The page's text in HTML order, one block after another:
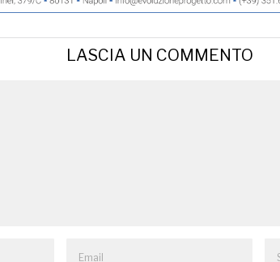
LASCIA UN COMMENTO